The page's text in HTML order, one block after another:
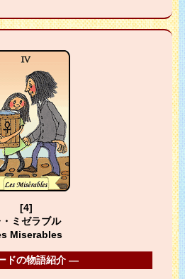
[4]
・ミゼラブル
Miserables
ドの物語紹介 ―